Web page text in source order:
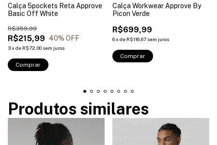
Calça 5pockets Reta Approve
Basic Off White
R$215,99
R$359,99
40% OFF
3x de R$72,00 sem juros
Comprar
Calça Workwear Approve By
Picon Verde
R$699,99
6x de R$116,67 sem juros
Comprar
Produtos similares